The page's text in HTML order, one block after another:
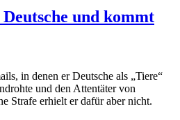
und kommt
in denen er Deutsche als „Tiere“
und den Attentäter von
Strafe erhielt er dafür aber nicht.